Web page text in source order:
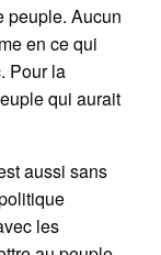
peuple. Aucun
en ce qui
Pour la
qui aurait
aussi sans
les